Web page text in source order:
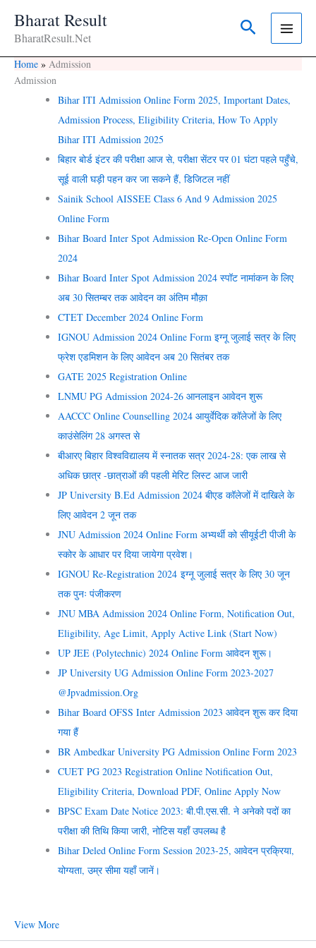
Bharat Result
BharatResult.Net Search
Home
Admission
Admission
Bihar ITI Admission Online Form 2025, Important Dates,
Admission Process, Eligibility Criteria, How To Apply
Bihar ITI Admission 2025
बिहार बोर्ड इंटर की परीक्षा आज से, परीक्षा सेंटर पर 01 घंटा पहले पहुँचे,
सूई वाली घड़ी पहन कर जा सकने हैं, डि‍जि‍टल नहीं
Sainik School AISSEE Class 6 And 9 Admission 2025
Online Form
Bihar Board Inter Spot Admission Re-Open Online Form
2024
Bihar Board Inter Spot Admission 2024 स्पॉट नामांकन के लिए
अब 30 सितम्बर तक आवेदन का अंतिम मौक़ा
CTET December 2024 Online Form
IGNOU Admission 2024 Online Form इग्नू जुलाई सत्र के लिए
फ्रेश एडमिशन के लिए आवेदन अब 20 सितंबर तक
GATE 2025 Registration Online
LNMU PG Admission 2024-26 आनलाइन आवेदन शुरू
AACCC Online Counselling 2024 आयुर्वेदिक कॉलेजों के लिए
काउंसेलिंग 28 अगस्त से
बीआरए बिहार विश्वविद्यालय में स्नातक सत्र 2024-28: एक लाख से
अधिक छात्र -छात्राओं की पहली मेरिट लिस्ट आज जारी
JP University B.Ed Admission 2024 बीएड कॉलेजों में दाखिले के
लिए आवेदन 2 जून तक
JNU Admission 2024 Online Form अभ्यर्थी को सीयूईटी पीजी के
स्कोर के आधार पर दिया जायेगा प्रवेश।
IGNOU Re-Registration 2024 इग्नू जुलाई सत्र के लिए 30 जून
तक पुनः पंजीकरण
JNU MBA Admission 2024 Online Form, Notification Out,
Eligibility, Age Limit, Apply Active Link (Start Now)
UP JEE (Polytechnic) 2024 Online Form आवेदन शुरू।
JP University UG Admission Online Form 2023-2027
@jpvadmission.org
Bihar Board OFSS Inter Admission 2023 आवेदन शुरू कर दिया
गया हैं
BR Ambedkar University PG Admission Online Form 2023
CUET PG 2023 Registration Online Notification Out,
Eligibility Criteria, Download PDF, Online Apply Now
BPSC Exam Date Notice 2023: बी.पी.एस.सी. ने अनेको पदों का
परीक्षा की तिथि किया जारी, नोटिस यहाँ उपलब्ध है
Bihar Deled Online Form Session 2023-25, आवेदन प्रक्रिया,
योग्यता, उम्र सीमा यहाँ जानें।
View More